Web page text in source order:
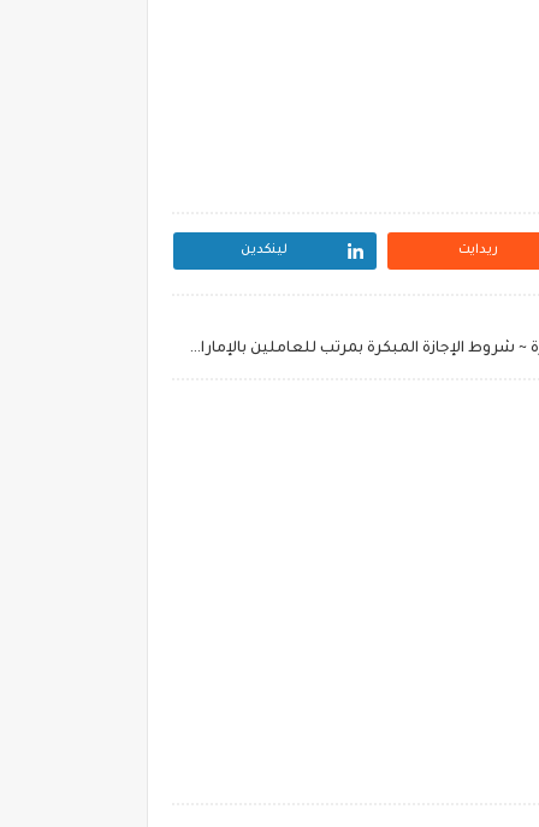
ريدايت لينكدين
قيمة الخصم من الراتب الإجازة المبكرة ~ شروط الإجازة المبكرة بمرتب للعاملين بالإمارات وحجز تذكرة سفر ذهاب وعودة الاتحاد للطيران